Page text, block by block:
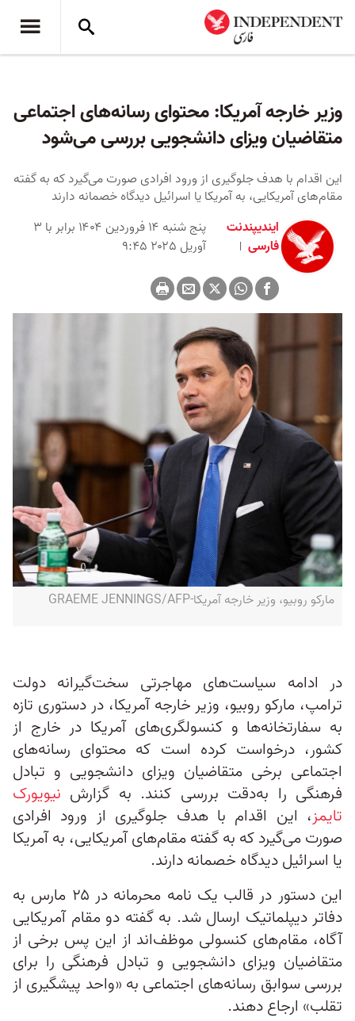
وزیر خارجه آمریکا: محتوای رسانه‌های اجتماعی
متقاضیان ویزای دانشجویی بررسی می‌شود
این اقدام با هدف جلوگیری از ورود افرادی صورت می‌گیرد که به گفته
مقام‌های آمریکایی، به آمریکا یا اسرائیل دیدگاه خصمانه دارند
ایندیپندنت
فارسی
پنج شنبه ۱۴ فروردین ۱۴۰۴ برابر با ۳
آوریل ۲۰۲۵ ۹:۴۵
مارکو روبیو، وزیر خارجه آمریکا-GRAEME JENNINGS/AFP
در ادامه سیاست‌های مهاجرتی سخت‌گیرانه دولت
ترامپ، مارکو روبیو، وزیر خارجه آمریکا، در دستوری تازه
به سفارتخانه‌ها و کنسولگری‌های آمریکا در خارج از
کشور، درخواست کرده است که محتوای رسانه‌های
اجتماعی برخی متقاضیان ویزای دانشجویی و تبادل
فرهنگی را به‌دقت بررسی کنند. به گزارش نیویورک
تایمز، این اقدام با هدف جلوگیری از ورود افرادی
صورت می‌گیرد که به گفته مقام‌های آمریکایی، به آمریکا
یا اسرائیل دیدگاه خصمانه دارند.
این دستور در قالب یک نامه محرمانه در ۲۵ مارس به
دفاتر دیپلماتیک ارسال شد. به گفته دو مقام آمریکایی
آگاه، مقام‌های کنسولی موظف‌اند از این پس برخی از
متقاضیان ویزای دانشجویی و تبادل فرهنگی را برای
بررسی سوابق رسانه‌های اجتماعی به «واحد پیشگیری از
تقلب» ارجاع دهند.